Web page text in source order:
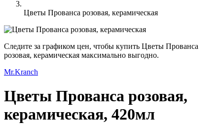
Цветы Прованса розовая, керамическая
Следите за графиком цен, чтобы купить Цветы Прованса
розовая, керамическая максимально выгодно.
Mr.Kranch
Цветы Прованса розовая,
керамическая, 420мл